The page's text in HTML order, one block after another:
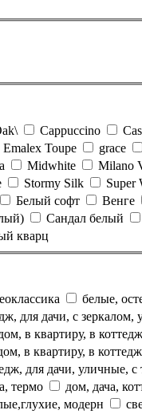
Cappuccino
Emalex Toupe grace
Midwhite Milano
Stormy Silk Super
Белый софт Венге
Сандал белый
кварц
белые,
для дачи, с зеркалом,
в квартиру, в
в квартиру, в
для дачи, уличные,
термо дом, дача,
модерн